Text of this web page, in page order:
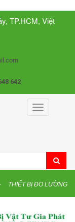
TP.HCM, Việt
642
Toggle
navigation
THIẾT BỊ ĐO LƯỜNG